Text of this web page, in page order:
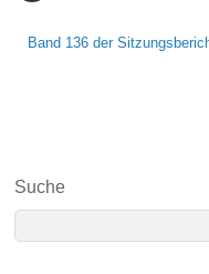
Band 136 der
Suche